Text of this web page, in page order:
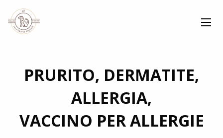
PRURITO, DERMATITE,
ALLERGIA,
VACCINO PER ALLERGIE